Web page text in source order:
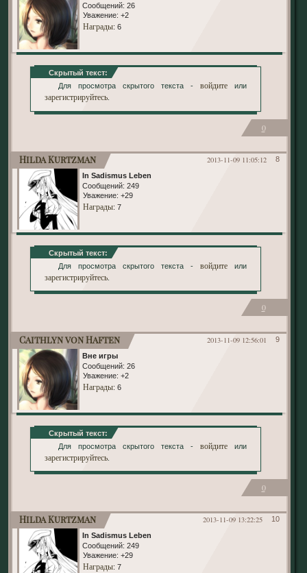
Сообщений: 26
Уважение: +2
Награды: 6
Скрытый текст:
Для просмотра скрытого текста -войдите или
зарегистрируйтесь.
0
8
2013-11-09 11:05:12
Hilda Kurtzman
In Sadismus Leben
Сообщений: 249
Уважение: +29
Награды: 7
Скрытый текст:
Для просмотра скрытого текста -войдите или
зарегистрируйтесь.
0
9
2013-11-09 12:56:01
Caithlyn von Haften
Вне игры
Сообщений: 26
Уважение: +2
Награды: 6
Скрытый текст:
Для просмотра скрытого текста -войдите или
зарегистрируйтесь.
0
10
2013-11-09 13:22:25
Hilda Kurtzman
In Sadismus Leben
Сообщений: 249
Уважение: +29
Награды: 7